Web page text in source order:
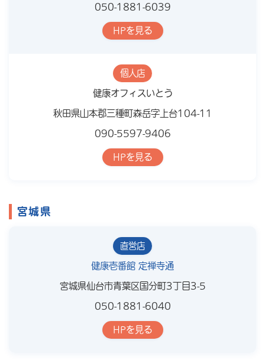
050-1881-6039
HPを見る
個人店
健康オフィスいとう
秋田県山本郡三種町森岳字上台104-11
090-5597-9406
HPを見る
宮城県
直営店
健康壱番館 定禅寺通
宮城県仙台市青葉区国分町3丁目3-5
050-1881-6040
HPを見る